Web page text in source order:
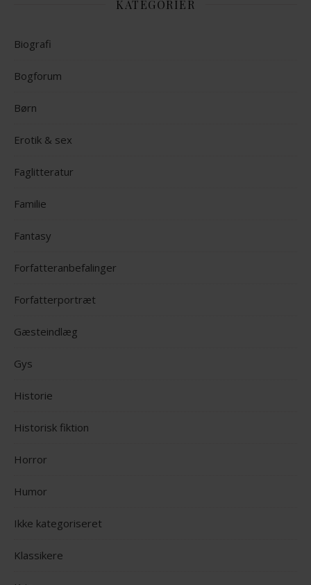
KATEGORIER
Biografi
Bogforum
Børn
Erotik & sex
Faglitteratur
Familie
Fantasy
Forfatteranbefalinger
Forfatterportræt
Gæsteindlæg
Gys
Historie
Historisk fiktion
Horror
Humor
Ikke kategoriseret
Klassikere